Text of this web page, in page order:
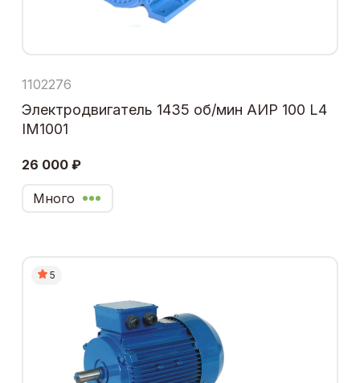
1102276
Электродвигатель 1435 об/мин АИР 100 L4
IM1001
26 000 ₽
Много
5